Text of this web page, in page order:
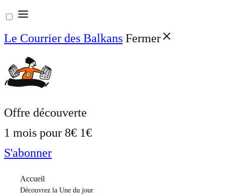
Aller
au
contenu
Le Courrier des Balkans Fermer
Offre découverte
1 mois pour 8€ 1€
S'abonner
Accueil
Découvrez la Une du jour